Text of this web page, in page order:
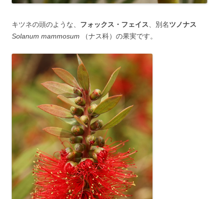
キツネの頭のような、 フォックス・フェイス 、別名ツノナス
Solanum mammosum （ナス科）の果実です。